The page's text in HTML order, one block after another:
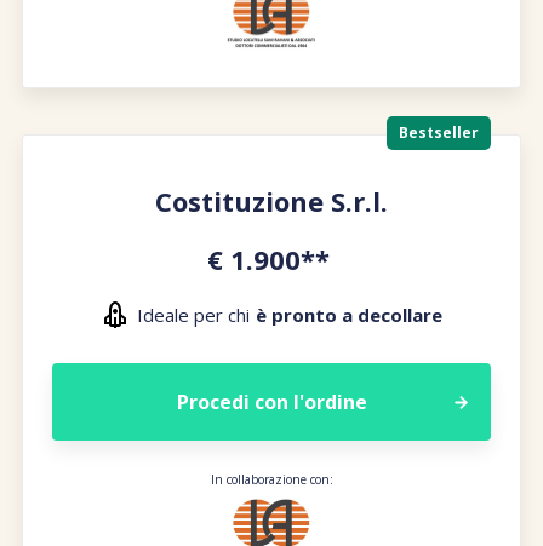
Costituzione S.r.l.
€ 1.900**
Ideale per chi è pronto a decollare
Procedi con l'ordine
In collaborazione con:
Bestseller